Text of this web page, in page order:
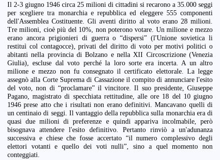
Il 2-3 giugno 1946 circa 25 milioni di cittadini si recarono a 35.000 seggi
per scegliere tra monarchia e repubblica ed eleggere 555 componenti
dell'Assemblea Costituente. Gli aventi diritto al voto erano 28 milioni.
Tre milioni, cioè più del 10%, non poterono votare. Un milione e mezzo
erano ancora prigionieri di guerra o “dispersi” (l'Unione sovietica li
restituì col contagocce), privati del diritto di voto per motivi politici o
abitanti nella provincia di Bolzano e nella XII Circoscrizione (Venezia
Giulia), escluse dal voto perché la loro sorte era incerta. A un altro
milione e mezzo non fu consegnato il certificato elettorale. La legge
assegnò alla Corte Suprema di Cassazione il compito di annunciare l'esito
del voto, non di “proclamare” il vincitore. Il suo presidente, Giuseppe
Pagano, magistrato di specchiata rettitudine, alle ore 18 del 10 giugno
1946 prese atto che i risultati non erano definitivi. Mancavano quelli di
un centinaio di seggi. Il vantaggio della repubblica sulla monarchia era di
quasi due milioni di preferenze e quindi appariva incolmabile, però
bisognava attendere l'esito definitivo. Pertanto rinviò a un'adunanza
successiva e chiese che fosse accertato “il numero complessivo degli
elettori votanti e quello dei voti nulli”, sino a quel momento non
conteggiati.